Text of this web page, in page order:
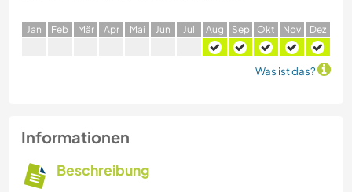
Jan Feb Mär Apr Mai Jun Jul Aug Sep Okt Nov Dez
Was ist das?
Informationen
Beschreibung